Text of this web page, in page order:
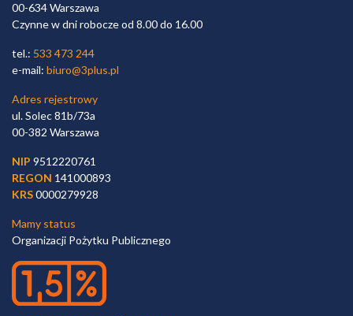
00-634 Warszawa
Czynne w dni robocze od 8.00 do 16.00
tel.: 533 473 244
e-mail: biuro@3plus.pl
Adres rejestrowy
ul. Solec 81b/73a
00-382 Warszawa
NIP 9512220761
REGON 141000893
KRS0000279928
Mamy status
Organizacji Pożytku Publicznego